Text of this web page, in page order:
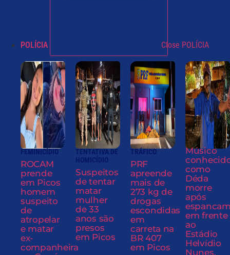
POLÍCIA Close POLÍCIA
FEMINICÍDIO
ROCAM
prende
em Picos
homem
suspeito
de
atropelar
e matar
ex-
companheira
TENTATIVA DE
HOMICÍDIO
Suspeitos
de tentar
matar
mulher
de 33
anos são
presos
em Picos
TRÁFICO
PRF
apreende
mais de
273 kg de
drogas
escondidas
em
carreta na
BR 407
em Picos
Músico
como
Déda
morre
após
em frente
ao
Estádio
Helvídio
Nunes,